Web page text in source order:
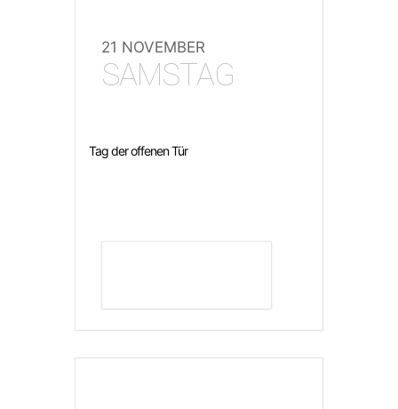
21 NOVEMBER
SAMSTAG
Tag der offenen Tür